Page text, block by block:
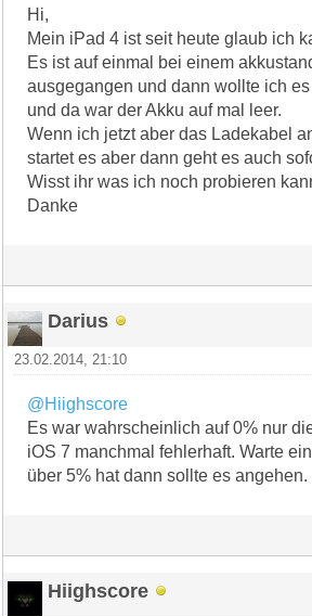
Hi,
Mein iPad 4 ist seit heute glaub ich
Es ist auf einmal bei einem
ausgegangen und dann wollte ich
und da war der Akku auf mal leer.
Wenn ich jetzt aber das Ladekabel
startet es aber dann geht es auch
Wisst ihr was ich noch probieren
Danke
Darius
23.02.2014, 21:10
@Hiighscore
Es war wahrscheinlich auf 0% nur
iOS 7 manchmal fehlerhaft. Warte
über 5% hat dann sollte es angehen.
Hiighscore